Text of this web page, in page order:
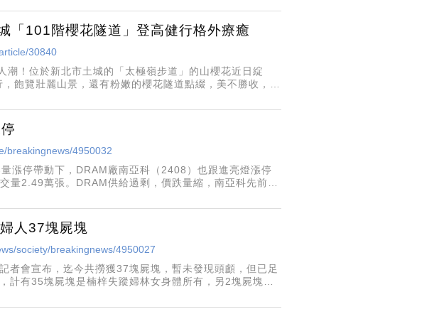
「101階櫻花隧道」登高健行格外療癒
30840
潮！位於新北市土城的「太極嶺步道」的山櫻花近日綻
飽覽壯麗山景，還有粉嫩的櫻花隧道點綴，美不勝收，讓
breakingnews/4950032
漲停帶動下，DRAM廠南亞科（2408）也跟進亮燈漲停
2.49萬張。DRAM供給過剩，價跌量縮，南亞科先前法
人37塊屍塊
society/breakingnews/4950027
者會宣布，迄今共撈獲37塊屍塊，暫未發現頭顱，但已足
計有35塊屍塊是楠梓失蹤婦林女身體所有，另2塊屍塊，